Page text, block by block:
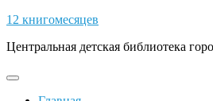
Skip
content
12 книгомесяцев
Центральная детская библиотека
Open
Button